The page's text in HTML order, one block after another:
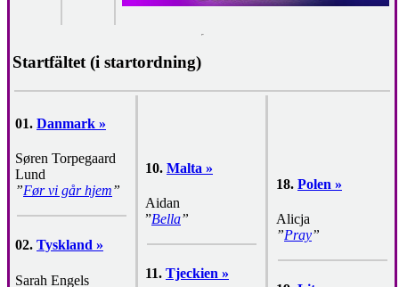
Startfältet (i startordning)
01. Danmark »
Søren Torpegaard
Lund
”Før vi går hjem”
02. Tyskland »
Sarah Engels
10. Malta »
Aidan
”Bella”
11. Tjeckien »
18. Polen »
Alicja
”Pray”